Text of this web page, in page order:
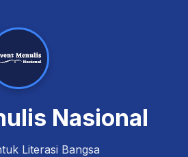
Nasional
Literasi Bangsa